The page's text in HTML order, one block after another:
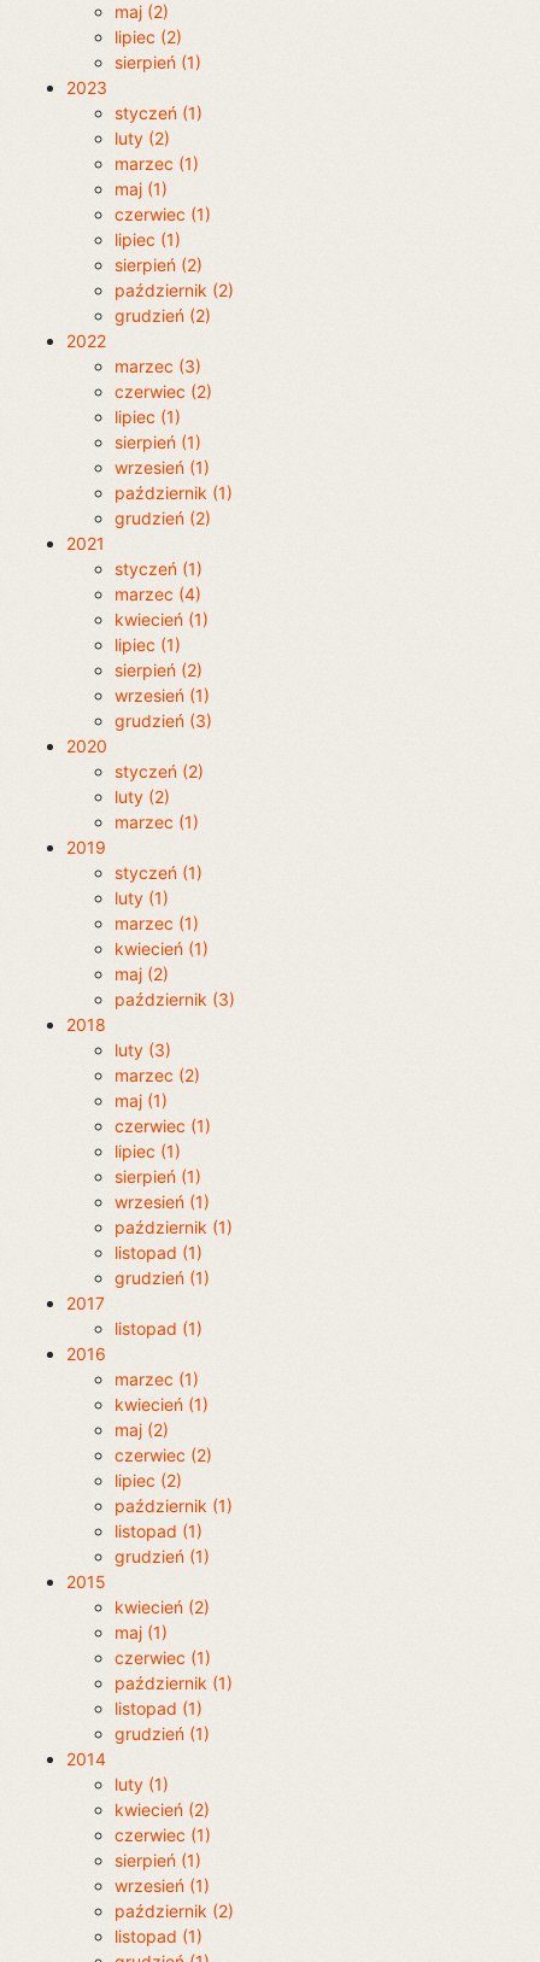
maj (2)
lipiec (2)
sierpień (1)
2023
styczeń (1)
luty (2)
marzec (1)
maj (1)
czerwiec (1)
lipiec (1)
sierpień (2)
październik (2)
grudzień (2)
2022
marzec (3)
czerwiec (2)
lipiec (1)
sierpień (1)
wrzesień (1)
październik (1)
grudzień (2)
2021
styczeń (1)
marzec (4)
kwiecień (1)
lipiec (1)
sierpień (2)
wrzesień (1)
grudzień (3)
2020
styczeń (2)
luty (2)
marzec (1)
2019
styczeń (1)
luty (1)
marzec (1)
kwiecień (1)
maj (2)
październik (3)
2018
luty (3)
marzec (2)
maj (1)
czerwiec (1)
lipiec (1)
sierpień (1)
wrzesień (1)
październik (1)
listopad (1)
grudzień (1)
2017
listopad (1)
2016
marzec (1)
kwiecień (1)
maj (2)
czerwiec (2)
lipiec (2)
październik (1)
listopad (1)
grudzień (1)
2015
kwiecień (2)
maj (1)
czerwiec (1)
październik (1)
listopad (1)
grudzień (1)
2014
luty (1)
kwiecień (2)
czerwiec (1)
sierpień (1)
wrzesień (1)
październik (2)
listopad (1)